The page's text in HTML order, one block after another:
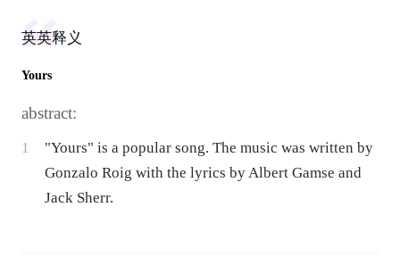
英英释义
Yours
abstract:
1
"Yours" is a popular song. The music was written by
Gonzalo Roig with the lyrics by Albert Gamse and
Jack Sherr.